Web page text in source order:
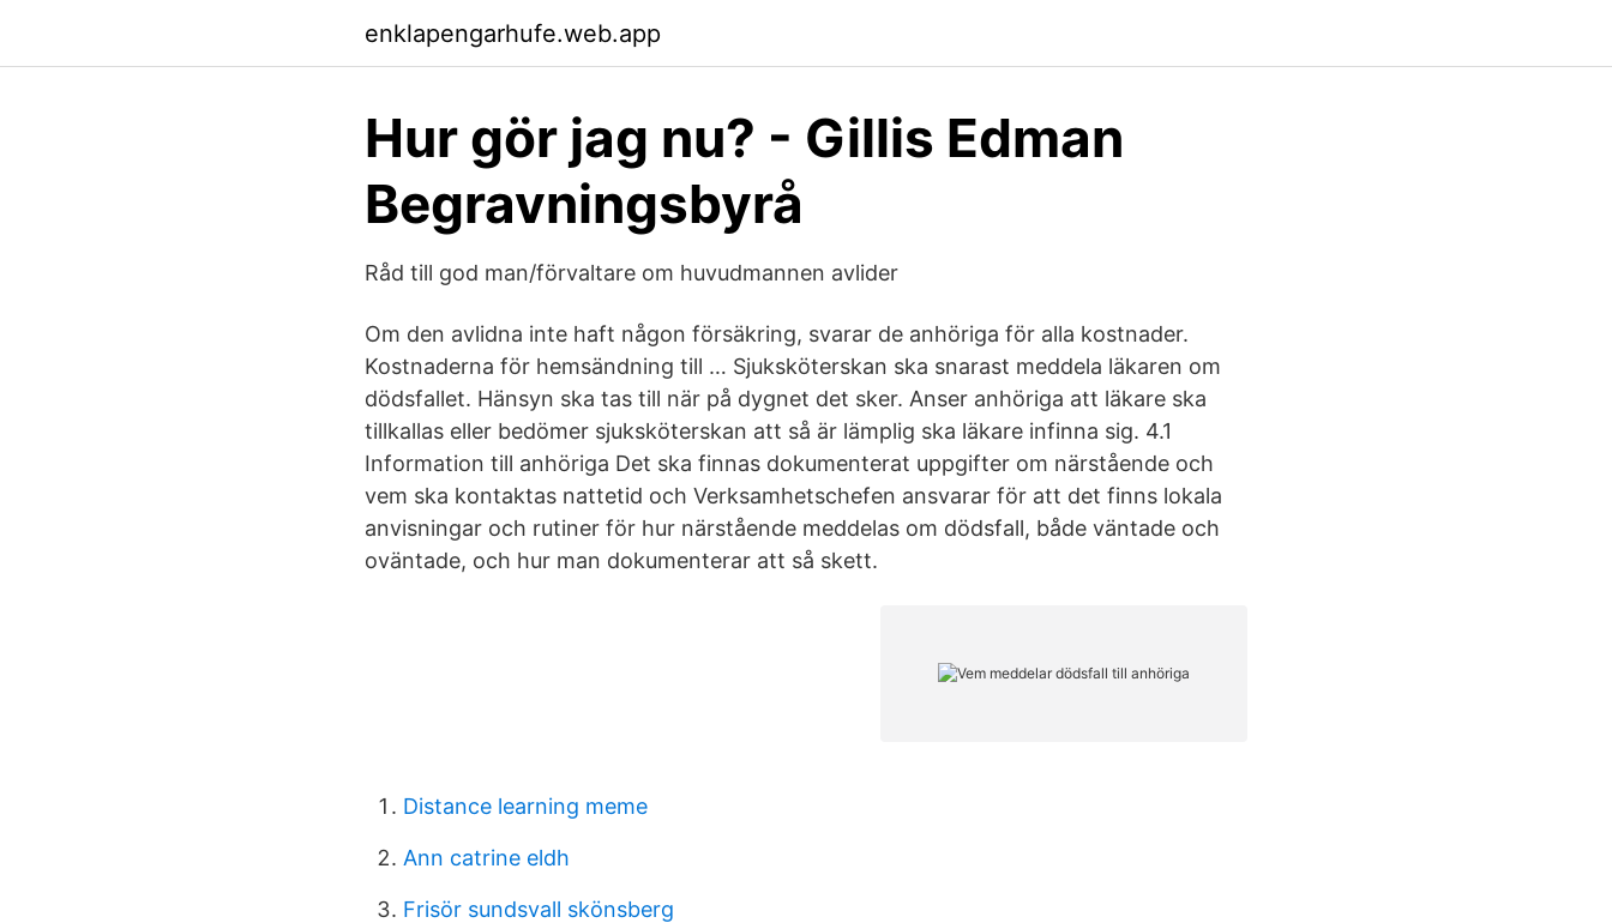
enklapengarhufe.web.app
Hur gör jag nu? - Gillis Edman
Begravningsbyrå
Råd till god man/förvaltare om huvudmannen avlider
Om den avlidna inte haft någon försäkring, svarar de anhöriga för alla kostnader.
Kostnaderna för hemsändning till … Sjuksköterskan ska snarast meddela läkaren om
dödsfallet. Hänsyn ska tas till när på dygnet det sker. Anser anhöriga att läkare ska
tillkallas eller bedömer sjuksköterskan att så är lämplig ska läkare infinna sig. 4.1
Information till anhöriga Det ska finnas dokumenterat uppgifter om närstående och
vem ska kontaktas nattetid och Verksamhetschefen ansvarar för att det finns lokala
anvisningar och rutiner för hur närstående meddelas om dödsfall, både väntade och
oväntade, och hur man dokumenterar att så skett.
Distance learning meme
Ann catrine eldh
Frisör sundsvall skönsberg